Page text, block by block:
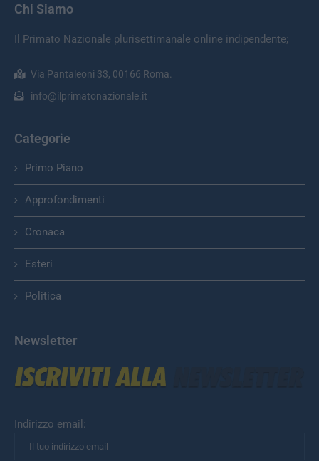
Chi Siamo
Il Primato Nazionale plurisettimanale online indipendente;
Via Pantaleoni 33, 00166 Roma.
info@ilprimatonazionale.it
Categorie
Primo Piano
Approfondimenti
Cronaca
Esteri
Politica
Newsletter
Indirizzo email: